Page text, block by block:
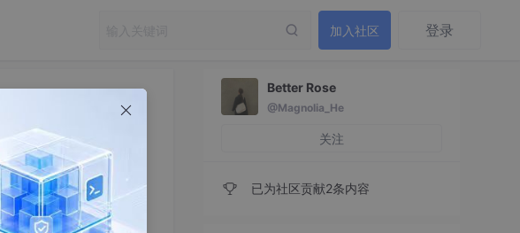
加入社区 登录
习）
Better Rose
@Magnolia_He
关注
已为社区贡献2条内容